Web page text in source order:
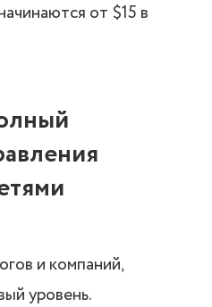
от $15 в
и компаний,
уровень.